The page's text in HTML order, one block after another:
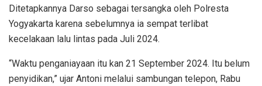
Ditetapkannya Darso sebagai tersangka oleh Polresta
Yogyakarta karena sebelumnya ia sempat terlibat
kecelakaan lalu lintas pada Juli 2024.
“Waktu penganiayaan itu kan 21 September 2024. Itu belum
penyidikan,” ujar Antoni melalui sambungan telepon, Rabu